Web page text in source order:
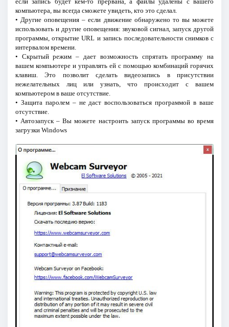
компьютера, вы всегда сможете увидеть, кто это сделал.
• Другие оповещения – если движение обнаружено то вы можете
использовать и другие оповещения: звуковой сигнал, запуск другой
программы, открытие URL и запись последовательности снимков с
интервалом времени.
• Скрытый режим – дает возможность спрятать программу на
вашем компьютере и управлять ей с помощью комбинаций горячих
клавиш. Это позволит сделать видеозапись в присутствии
нежелательных лиц или узнать, что происходит с вашем
компьютером в ваше отсутствие.
• Защита паролем – не даст воспользоваться программой в ваше
отсутствие.
• Автозапуск – Вы можете настроить запуск программы во время
загрузки Windows